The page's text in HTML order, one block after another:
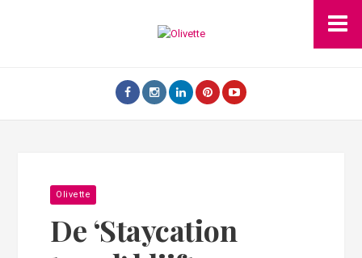
Olivette
De ‘Staycation